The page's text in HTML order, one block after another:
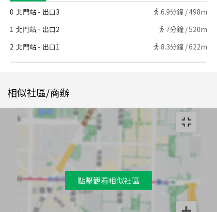
0 北門站 - 出口3 6.9分鐘 /498m
1 北門站 - 出口2 7分鐘 /520m
2 北門站 - 出口1 8.3分鐘 /622m
相似社區/商辦
點擊觀看相似社區